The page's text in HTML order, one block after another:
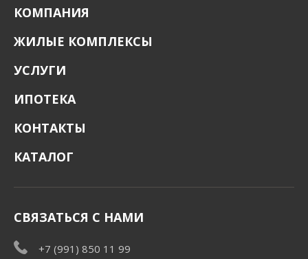
КОМПАНИЯ
ЖИЛЫЕ КОМПЛЕКСЫ
УСЛУГИ
ИПОТЕКА
КОНТАКТЫ
КАТАЛОГ
СВЯЗАТЬСЯ С НАМИ
+7 (991) 850 11 99